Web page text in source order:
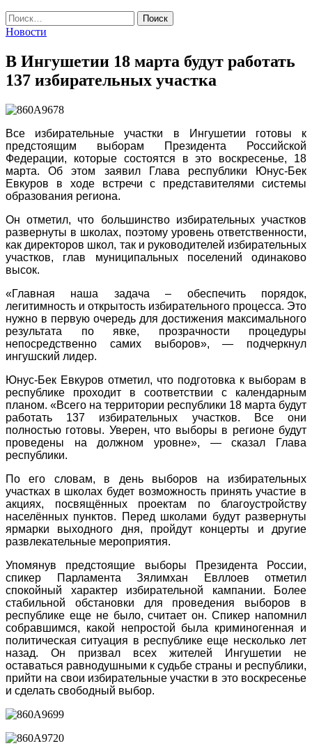
Найти:
Новости
В Ингушетии 18 марта будут работать
137 избирательных участка
Все избирательные участки в Ингушетии готовы к
предстоящим выборам Президента Российской
Федерации, которые состоятся в это воскресенье, 18
марта. Об этом заявил Глава республики Юнус-Бек
Евкуров в ходе встречи с представителями системы
образования региона.
Он отметил, что большинство избирательных участков
развернуты в школах, поэтому уровень ответственности,
как директоров школ, так и руководителей избирательных
участков, глав муниципальных поселений одинаково
высок.
«Главная наша задача – обеспечить порядок,
легитимность и открытость избирательного процесса. Это
нужно в первую очередь для достижения максимального
результата по явке, прозрачности процедуры
непосредственно самих выборов», — подчеркнул
ингушский лидер.
Юнус-Бек Евкуров отметил, что подготовка к выборам в
республике проходит в соответствии с календарным
планом. «Всего на территории республики 18 марта будут
работать 137 избирательных участков. Все они
полностью готовы. Уверен, что выборы в регионе будут
проведены на должном уровне», — сказал Глава
республики.
По его словам, в день выборов на избирательных
участках в школах будет возможность принять участие в
акциях, посвящённых проектам по благоустройству
населённых пунктов. Перед школами будут развернуты
ярмарки выходного дня, пройдут концерты и другие
развлекательные мероприятия.
Упомянув предстоящие выборы Президента России,
спикер Парламента Зялимхан Евллоев отметил
спокойный характер избирательной кампании. Более
стабильной обстановки для проведения выборов в
республике еще не было, считает он. Спикер напомнил
собравшимся, какой непростой была криминогенная и
политическая ситуация в республике еще несколько лет
назад. Он призвал всех жителей Ингушетии не
оставаться равнодушными к судьбе страны и республики,
прийти на свои избирательные участки в это воскресенье
и сделать свободный выбор.